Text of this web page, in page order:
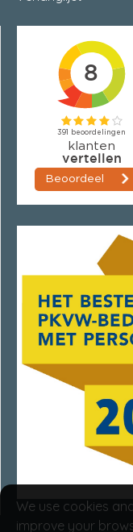
We use cookies
improve your